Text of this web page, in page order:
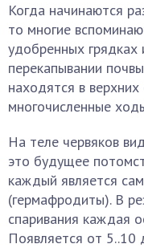
Когда начинаются
то многие
удобренных
перекапывании
находятся в
многочисленные
На теле червяков
это будущее
каждый является
(гермафродиты). В
спаривания каждая
Появляется от